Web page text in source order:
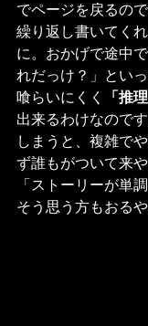
でページを戻るの
繰り返し書いてく
に。おかげで途中
れだっけ？」とい
喰らいにくく
「推理
出来るわけなので
しまうと、複雑で
ず誰もがついて来
「ストーリーが単
そう思う方もおる